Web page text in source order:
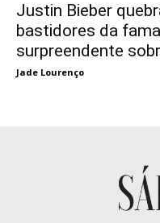
Justin Bieber
bastidores da
surpreendente
Jade Lourenço